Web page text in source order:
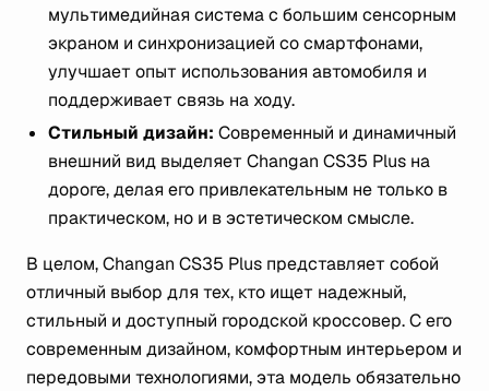
мультимедийная система с большим сенсорным
экраном и синхронизацией со смартфонами,
улучшает опыт использования автомобиля и
поддерживает связь на ходу.
Стильный дизайн: Современный и динамичный
внешний вид выделяет Changan CS35 Plus на
дороге, делая его привлекательным не только в
практическом, но и в эстетическом смысле.
В целом, Changan CS35 Plus представляет собой
отличный выбор для тех, кто ищет надежный,
стильный и доступный городской кроссовер. С его
современным дизайном, комфортным интерьером и
передовыми технологиями, эта модель обязательно